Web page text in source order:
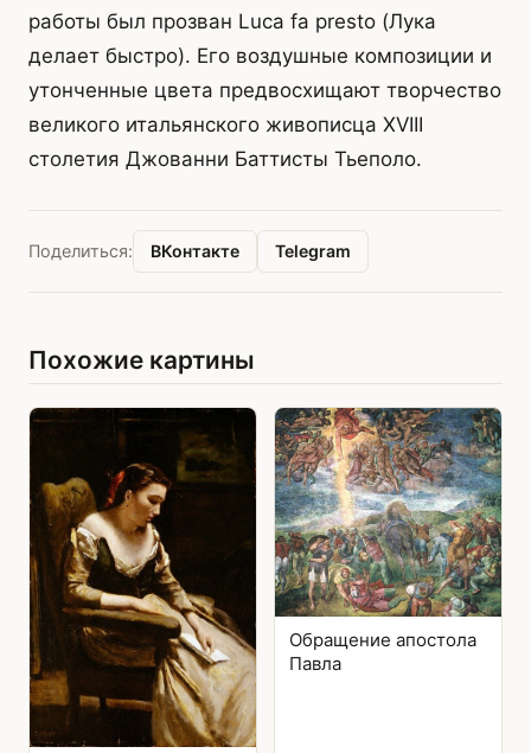
работы был прозван Luca fa presto (Лука
делает быстро). Его воздушные композиции и
утонченные цвета предвосхищают творчество
великого итальянского живописца XVIII
столетия Джованни Баттисты Тьеполо.
Поделиться: ВКонтакте Telegram
Похожие картины
Обращение апостола
Павла